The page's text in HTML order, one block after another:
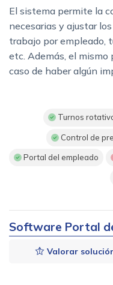
El sistema permite la
necesarias y ajustar
trabajo por empleado,
etc. Además, el
caso de haber algún
Turnos
Control de
Portal del empleado
Software Portal
Valorar